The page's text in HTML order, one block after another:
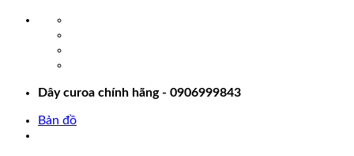
Dây curoa chính hãng - 0906999843
Bản đồ